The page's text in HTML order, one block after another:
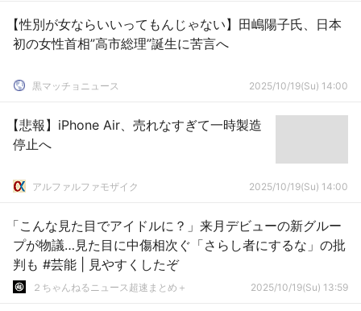
【性別が女ならいいってもんじゃない】田嶋陽子氏、日本
初の女性首相”高市総理”誕生に苦言へ
黒マッチョニュース 2025/10/19(Su) 14:00
【悲報】iPhone Air、売れなすぎて一時製造
停止へ
アルファルファモザイク 2025/10/19(Su) 14:00
「こんな見た目でアイドルに？」来月デビューの新グルー
プが物議…見た目に中傷相次ぐ「さらし者にするな」の批
判も #芸能 | 見やすくしたぞ
２ちゃんねるニュース超速まとめ＋ 2025/10/19(Su) 13:59